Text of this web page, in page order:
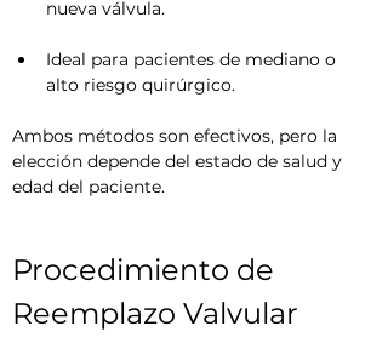
nueva válvula.
Ideal para pacientes de mediano o
alto riesgo quirúrgico.
Ambos métodos son efectivos, pero la
elección depende del estado de salud y
edad del paciente.
Procedimiento de
Reemplazo Valvular